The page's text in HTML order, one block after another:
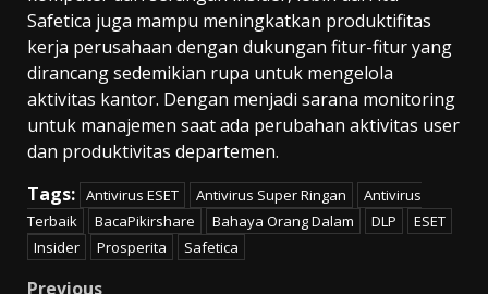
Safetica juga mampu meningkatkan produktifitas
kerja perusahaan dengan dukungan fitur-fitur yang
dirancang sedemikian rupa untuk mengelola
aktivitas kantor. Dengan menjadi sarana monitoring
untuk manajemen saat ada perubahan aktivitas user
dan produktivitas departemen.
Tags: Antivirus ESET Antivirus Super Ringan
Antivirus
Terbaik
BacaPikirshare Bahaya Orang Dalam DLP
ESET
Insider
Prosperita Safetica
Previous